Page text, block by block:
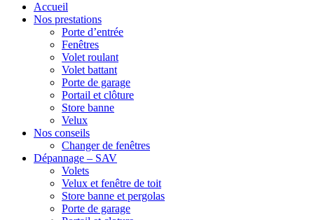
Accueil
Nos prestations
Porte d’entrée
Fenêtres
Volet roulant
Volet battant
Porte de garage
Portail et clôture
Store banne
Velux
Nos conseils
Changer de fenêtres
Dépannage – SAV
Volets
Velux et fenêtre de toit
Store banne et pergolas
Porte de garage